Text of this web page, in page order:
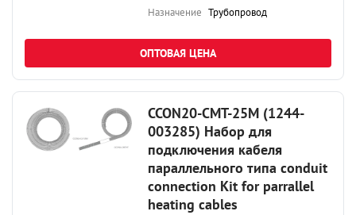
Назначение Трубопровод
ОПТОВАЯ ЦЕНА
CCON20-CMT-25M (1244-
003285) Набор для
подключения кабеля
параллельного типа conduit
connection Kit for parrallel
heating cables